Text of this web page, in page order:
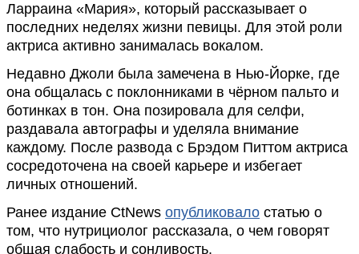
Ларраина «Мария», который рассказывает о
последних неделях жизни певицы. Для этой роли
актриса активно занималась вокалом.
Недавно Джоли была замечена в Нью-Йорке, где
она общалась с поклонниками в чёрном пальто и
ботинках в тон. Она позировала для селфи,
раздавала автографы и уделяла внимание
каждому. После развода с Брэдом Питтом актриса
сосредоточена на своей карьере и избегает
личных отношений.
Ранее издание CtNews опубликовало статью о
том, что нутрициолог рассказала, о чем говорят
общая слабость и сонливость.